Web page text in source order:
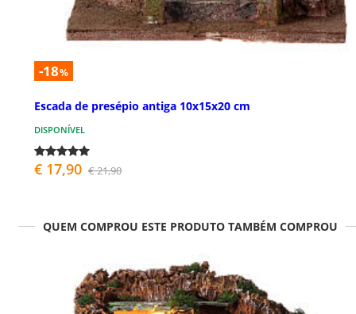
-18%
Escada de presépio antiga 10x15x20 cm
DISPONÍVEL
€ 17,90 € 21,90
QUEM COMPROU ESTE PRODUTO TAMBÉM COMPROU